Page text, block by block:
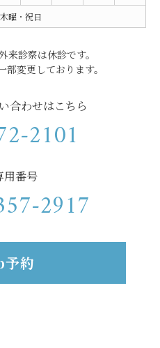
曜・祝日
診察は休診です。
変更しております。
合わせはこちら
2101
用番号
2917
約